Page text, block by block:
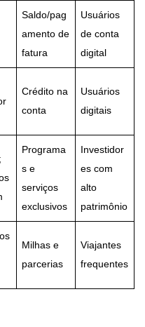
Saldo/pag
amento de
fatura
Usuários
de conta
digital
Crédito na
conta
Usuários
digitais
Programa
s e
serviços
exclusivos
Investidor
es com
alto
patrimônio
Milhas e
parcerias
Viajantes
frequentes